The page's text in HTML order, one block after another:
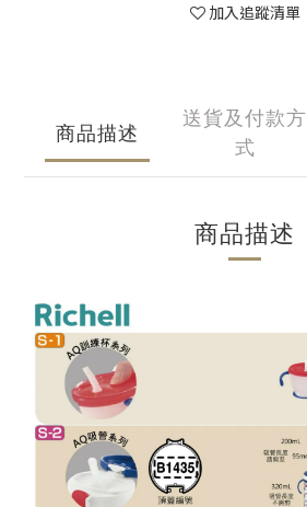
加入追蹤清單
商品描述
送貨及付款方
式
商品描述